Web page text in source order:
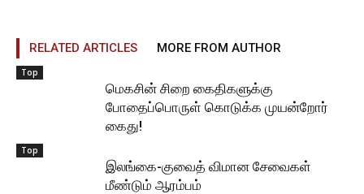
RELATED ARTICLES MORE FROM AUTHOR
Top
மெகசின் சிறை கைதிகளுக்கு
போதைப்பொருள் கொடுக்க முயன்றோர்
கைது!
Top
இலங்கை-குவைத் விமான சேவைகள்
மீண்டும் ஆரம்பம்